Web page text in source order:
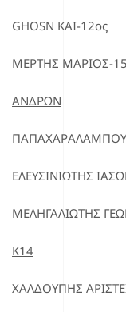
GHOSN KAI-12ος
ΜΕΡΤΗΣ ΜΑΡΙΟΣ-
ΑΝΔΡΩΝ
ΕΛΕΥΣΙΝΙΩΤΗΣ
ΜΕΛΗΓΑΛΙΩΤΗΣ
Κ14
ΧΑΛΔΟΥΠΗΣ